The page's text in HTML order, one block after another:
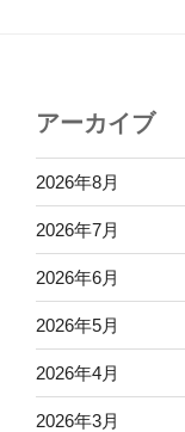
アーカイブ
2026年8月
2026年7月
2026年6月
2026年5月
2026年4月
2026年3月